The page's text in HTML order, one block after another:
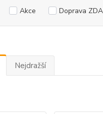
Akce Doprava
Nejdražší